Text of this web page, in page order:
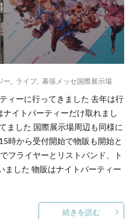
ー ライブ 幕張メッセ国際展示場
ィーに行ってきました 去年は行
イトパーティーだけ取れまし
ました 国際展示場周辺も同様に
時から受付開始で物販も開始と
フライヤーとリストバンド、ト
ました 物販はナイトパーティー
続きを読む